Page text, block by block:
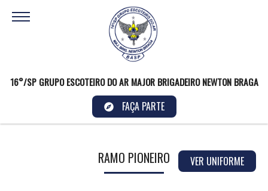
16°/SP GRUPO ESCOTEIRO DO AR MAJOR BRIGADEIRO NEWTON BRAGA
FAÇA PARTE
RAMO PIONEIRO VER UNIFORME